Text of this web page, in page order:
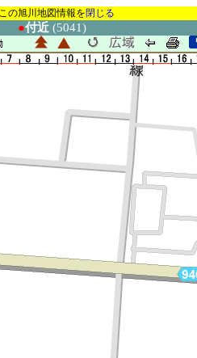
の旭川地図情報を閉じる
●付近(5041)